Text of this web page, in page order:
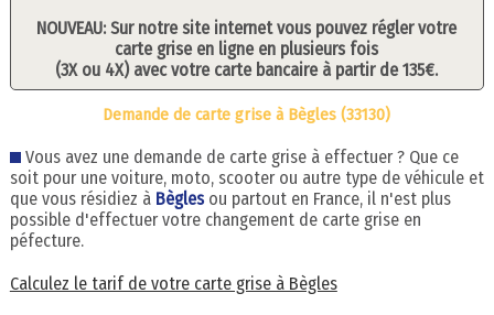
NOUVEAU: Sur notre site internet vous pouvez régler votre
carte grise en ligne en plusieurs fois
(3X ou 4X) avec votre carte bancaire à partir de 135€.
Demande de carte grise à Bègles (33130)
Vous avez une demande de carte grise à effectuer ? Que ce
soit pour une voiture, moto, scooter ou autre type de véhicule et
que vous résidiez à Bègles ou partout en France, il n'est plus
possible d'effectuer votre changement de carte grise en
péfecture.
Calculez le tarif de votre carte grise à Bègles